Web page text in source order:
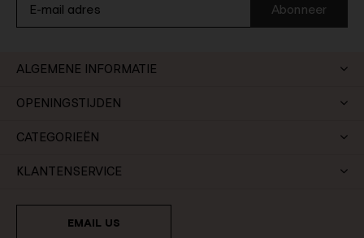
Abonneer
ALGEMENE INFORMATIE
OPENINGSTIJDEN
CATEGORIEËN
KLANTENSERVICE
EMAIL US